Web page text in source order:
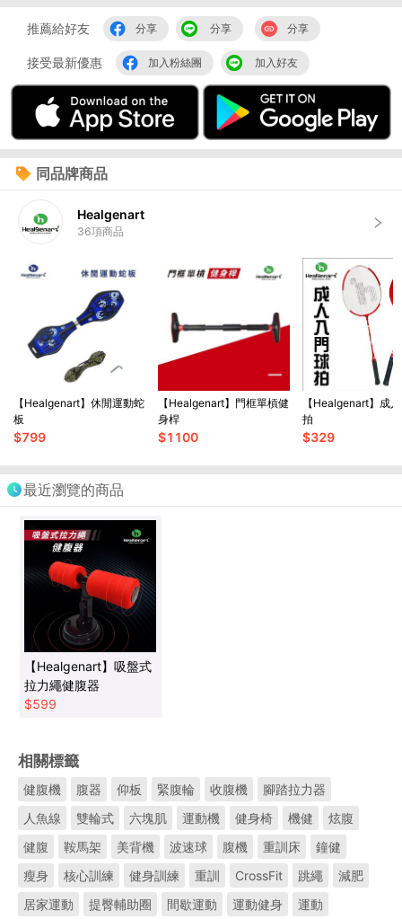
推薦給好友 分享 分享 分享
接受最新優惠 加入粉絲團 加入好友
同品牌商品
Healgenart
36項商品
【Healgenart】休閒運動蛇
板
$799
【Healgenart】門框單槓健
身桿
$1100
【Healgenart】成
拍
$329
最近瀏覽的商品
【Healgenart】吸盤式
拉力繩健腹器
$599
相關標籤
健腹機 腹器 仰板 緊腹輪 收腹機
腳踏拉力器
人魚線
雙輪式 六塊肌 運動機 健身椅 機健
炫腹
健腹
鞍馬架 美背機 波速球 腹機 重訓床
鐘健
瘦身
核心訓練 健身訓練 重訓 CrossFit 跳繩
減肥
居家運動
提臀輔助圈 間歇運動 運動健身 運動